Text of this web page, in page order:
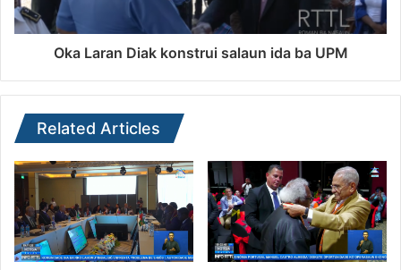
Oka Laran Diak konstrui salaun ida ba UPM
Related Articles